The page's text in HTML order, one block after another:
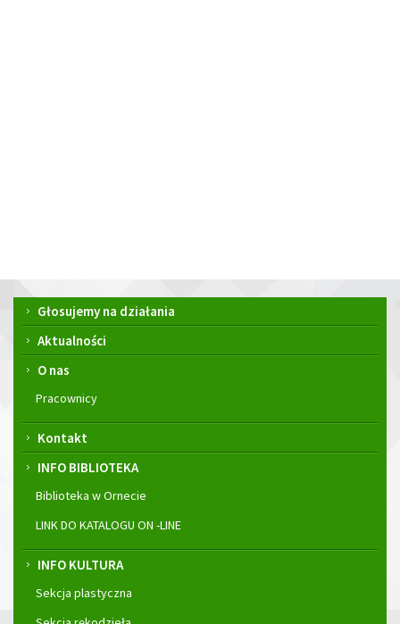
Menu
główne
Głosujemy na działania
Aktualności
O nas
Pracownicy
Kontakt
INFO BIBLIOTEKA
Biblioteka w Ornecie
LINK DO KATALOGU ON -LINE
INFO KULTURA
Sekcja plastyczna